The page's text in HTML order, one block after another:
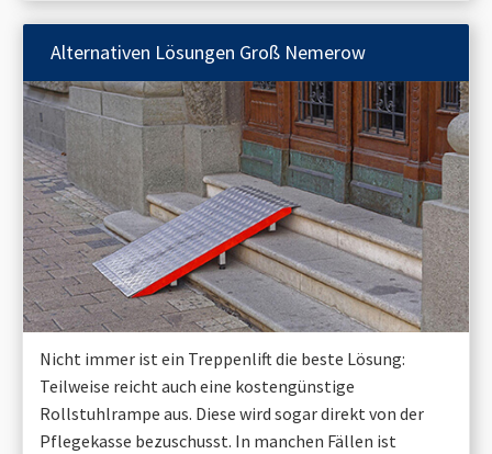
Alternativen Lösungen Groß Nemerow
Nicht immer ist ein Treppenlift die beste Lösung:
Teilweise reicht auch eine kostengünstige
Rollstuhlrampe aus. Diese wird sogar direkt von der
Pflegekasse bezuschusst. In manchen Fällen ist